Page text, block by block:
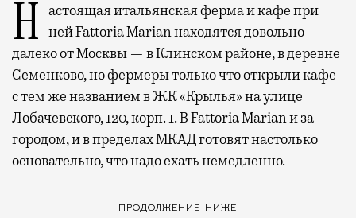
Настоящая итальянская ферма и кафе при ней Fattoria Marian находятся довольно
далеко от Москвы — в Клинском районе, в деревне
Семенково, но фермеры только что открыли кафе
с тем же названием в ЖК «Крылья» на улице
Лобачевского, 120, корп. 1. В Fattoria Marian и за
городом, и в пределах МКАД готовят настолько
основательно, что надо ехать немедленно.
ПРОДОЛЖЕНИЕ НИЖЕ